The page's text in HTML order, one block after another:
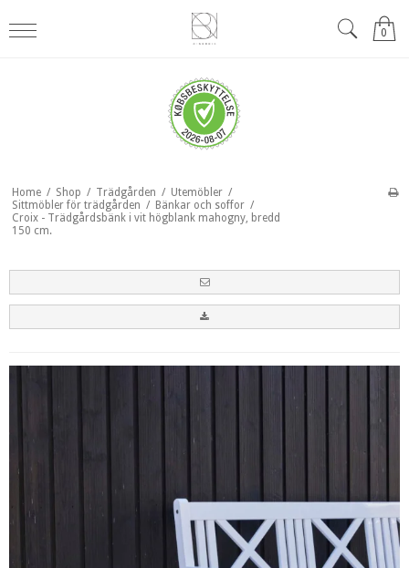
0
Home / Shop / Trädgården / Utemöbler /
Sittmöbler för trädgården / Bänkar och soffor /
Croix - Trädgårdsbänk i vit högblank mahogny, bredd
150 cm.